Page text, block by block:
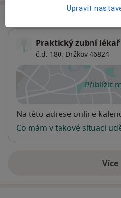
Praktický zubní lékař
č.d. 180, Držkov 46824
Přiblížitse
Dostupnost
Na této adrese online
Co mám v takové situaci
Více
o
Upravit